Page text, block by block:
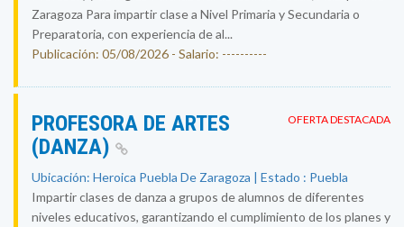
Zaragoza Para impartir clase a Nivel Primaria y Secundaria o
Preparatoria, con experiencia de al...
Publicación: 05/08/2026 - Salario: ----------
OFERTA DESTACADA
PROFESORA DE ARTES
(DANZA)
Ubicación: Heroica Puebla De Zaragoza | Estado : Puebla
Impartir clases de danza a grupos de alumnos de diferentes
niveles educativos, garantizando el cumplimiento de los planes y